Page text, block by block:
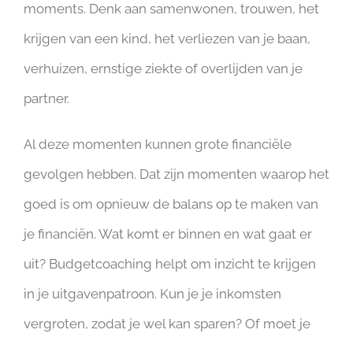
moments. Denk aan samenwonen, trouwen, het
krijgen van een kind, het verliezen van je baan,
verhuizen, ernstige ziekte of overlijden van je
partner.
Al deze momenten kunnen grote financiële
gevolgen hebben. Dat zijn momenten waarop het
goed is om opnieuw de balans op te maken van
je financiën. Wat komt er binnen en wat gaat er
uit? Budgetcoaching helpt om inzicht te krijgen
in je uitgavenpatroon. Kun je je inkomsten
vergroten, zodat je wel kan sparen? Of moet je